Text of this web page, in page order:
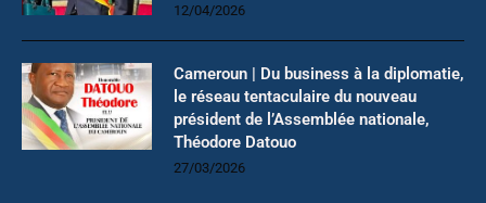
12/04/2026
Cameroun | Du business à la diplomatie,
le réseau tentaculaire du nouveau
président de l’Assemblée nationale,
Théodore Datouo
27/03/2026